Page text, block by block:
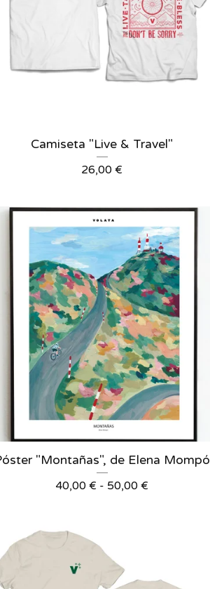
Camiseta "Live & Travel"
26,00€
"Montañas", de Elena Mompó
40,00€ - 50,00€